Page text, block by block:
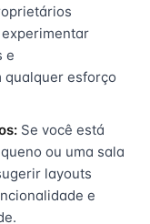
e
qualquer esforço
Se você está
ou uma sala
layouts
e